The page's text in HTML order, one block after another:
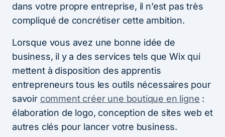
dans votre propre entreprise, il n’est pas très
compliqué de concrétiser cette ambition.
Lorsque vous avez une bonne idée de
business, il y a des services tels que Wix qui
mettent à disposition des apprentis
entrepreneurs tous les outils nécessaires pour
savoir comment créer une boutique en ligne :
élaboration de logo, conception de sites web et
autres clés pour lancer votre business.